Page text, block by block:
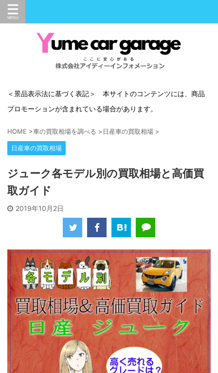
＜景品表示法に基づく表記＞ 本サイトのコンテンツには、商品
プロモーションが含まれている場合があります。
HOME >車の買取相場を調べる >日産車の買取相場 >
日産車の買取相場
ジューク各モデル別の買取相場と高価買
取ガイド
2019年10月2日